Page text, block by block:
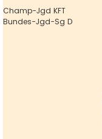
Champ-Jgd KFT
Bundes-Jgd-Sg D